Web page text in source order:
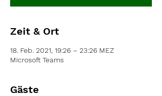
Zeit & Ort
18. Feb. 2021, 19:26 – 23:26 MEZ
Microsoft Teams
Gäste